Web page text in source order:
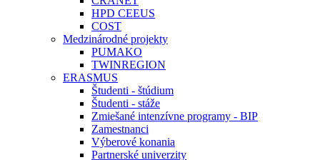
HPD CEEUS
COST
Medzinárodné projekty
PUMAKO
TWINREGION
ERASMUS
Študenti - štúdium
Študenti - stáže
Zmiešané intenzívne programy - BIP
Zamestnanci
Výberové konania
Partnerské univerzity